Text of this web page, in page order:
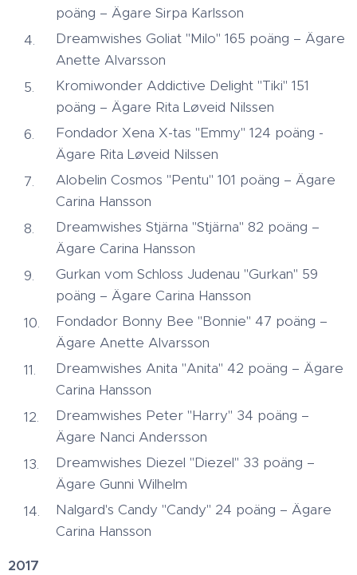
poäng – Ägare Sirpa Karlsson
Dreamwishes Goliat "Milo" 165 poäng – Ägare
Anette Alvarsson
Kromiwonder Addictive Delight "Tiki" 151
poäng – Ägare Rita Løveid Nilssen
Fondador Xena X-tas "Emmy" 124 poäng -
Ägare Rita Løveid Nilssen
Alobelin Cosmos "Pentu" 101 poäng – Ägare
Carina Hansson
Dreamwishes Stjärna "Stjärna" 82 poäng –
Ägare Carina Hansson
Gurkan vom Schloss Judenau "Gurkan" 59
poäng – Ägare Carina Hansson
Fondador Bonny Bee "Bonnie" 47 poäng –
Ägare Anette Alvarsson
Dreamwishes Anita "Anita" 42 poäng – Ägare
Carina Hansson
Dreamwishes Peter "Harry" 34 poäng –
Ägare Nanci Andersson
Dreamwishes Diezel "Diezel" 33 poäng –
Ägare Gunni Wilhelm
Nalgard's Candy "Candy" 24 poäng – Ägare
Carina Hansson
2017